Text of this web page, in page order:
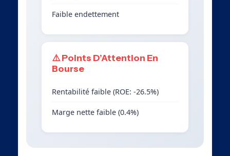
Faible endettement
⚠️ Points D’Attention En
Bourse
Rentabilité faible (ROE: -26.5%)
Marge nette faible (0.4%)